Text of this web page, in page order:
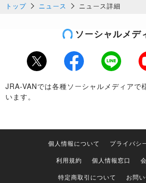
トップ ニュース ニュース詳細
ソーシャルメデ
Twitter Facebook LINE
JRA-VANでは各種ソーシャルメディアで
います。
個人情報について
プライバシ
利用規約
個人情報窓口
特定商取引について
お問